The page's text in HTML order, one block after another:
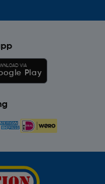
VIA
Play